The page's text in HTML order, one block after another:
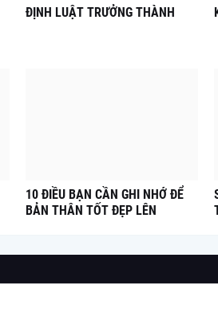
ĐỊNH LUẬT TRƯỞNG THÀNH
10 ĐIỀU BẠN CẦN GHI NHỚ ĐỂ
BẢN THÂN TỐT ĐẸP LÊN